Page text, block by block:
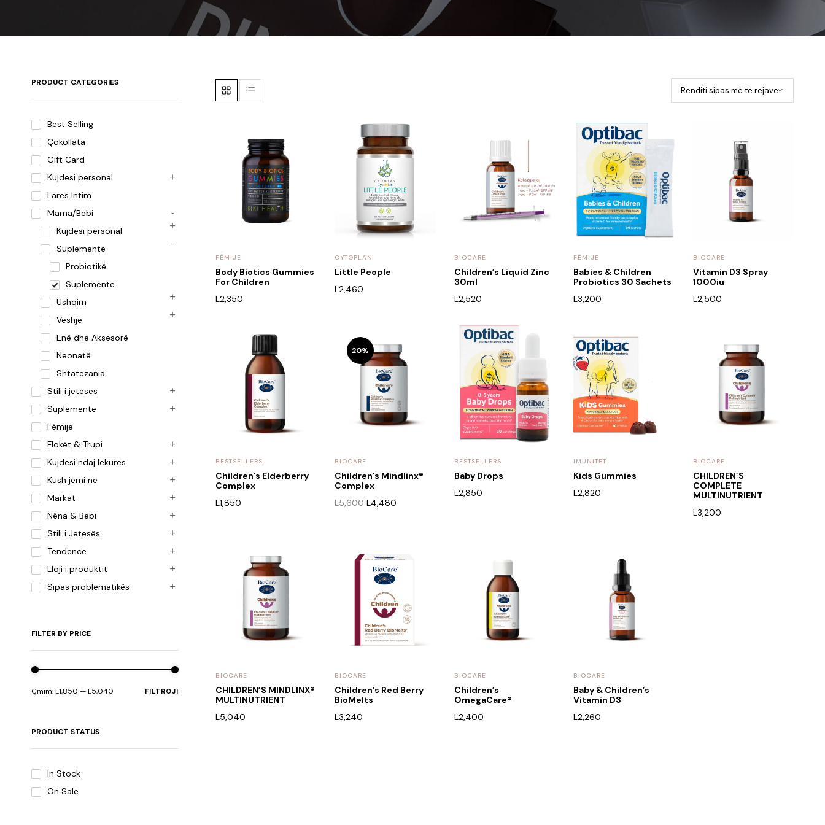
PRODUCT CATEGORIES
Best Selling
Çokollata
Gift Card
Kujdesi personal
Larës Intim
Mama/Bebi
Kujdesi personal
Suplemente
Probiotikë
Suplemente
Ushqim
Veshje
Enë dhe Aksesorë
Neonatë
Shtatëzania
Stili i jetesës
Suplemente
Fëmije
Flokët & Trupi
Kujdesi ndaj lëkurës
Kush jemi ne
Markat
Nëna & Bebi
Stili i Jetesës
Tendencë
Lloji i produktit
Sipas problematikës
FILTER BY PRICE
FILTROJI
Çmim:L1,850 —L5,040
PRODUCT STATUS
In Stock
On Sale
FËMIJE
Body Biotics Gummies
For Children
L2,350
CYTOPLAN
Little People
L2,460
BIOCARE
Children’s Liquid Zinc
30ml
L2,520
FËMIJE
Babies & Children
Probiotics 30 Sachets
L3,200
BIOCARE
Vitamin D3 Spray
1000iu
L2,500
BESTSELLERS
Children’s Elderberry
Complex
L1,850
20%
BIOCARE
Children’s Mindlinx®
Complex
L5,600 L4,480
BESTSELLERS
Baby Drops
L2,850
IMUNITET
Kids Gummies
L2,820
BIOCARE
CHILDREN’S
COMPLETE
MULTINUTRIENT
L3,200
BIOCARE
CHILDREN’S MINDLINX®
MULTINUTRIENT
L5,040
BIOCARE
Children’s Red Berry
BioMelts
L3,240
BIOCARE
Children’s
OmegaCare®
L2,400
BIOCARE
Baby & Children’s
Vitamin D3
L2,260